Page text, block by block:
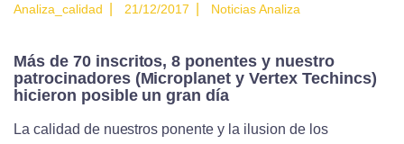
Analiza_calidad 21/12/2017 Noticias Analiza
Más de 70 inscritos, 8 ponentes y nuestro
patrocinadores (Microplanet y Vertex Techincs)
hicieron posible un gran día
La calidad de nuestros ponente y la ilusion de los